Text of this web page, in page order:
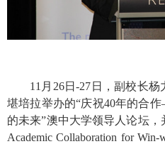
11月 26日-27日，副校长
堪培拉举办的“庆祝40年的合
的未来”澳中大学领导人论坛
Academic Collaboration for